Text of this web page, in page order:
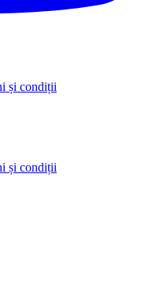
și condiții
și condiții